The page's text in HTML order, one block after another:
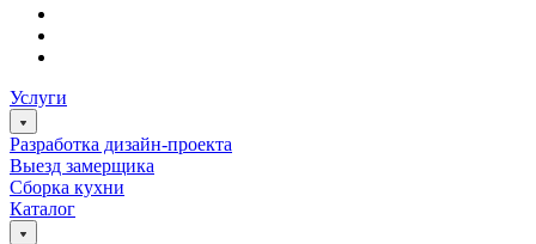
Услуги
Разработка дизайн-проекта
Выезд замерщика
Сборка кухни
Каталог